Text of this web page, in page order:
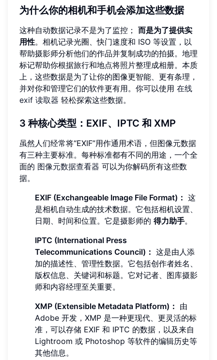
为什么你的相机和手机会添加这些数据
这种自动数据记录不是为了监控； 而是为了提供实
用性。相机记录光圈、快门速度和 ISO 等设置，以
帮助摄影师分析他们的作品并复制成功的拍摄。地理
标记帮助你根据旅行和地点将照片整理成相册。本质
上，这些数据是为了让你的图像更智能、更有条理，
并对你和管理它们的软件更有用。你可以使用 在线
exif 读取器 轻松探索这些数据。
3 种核心类型：EXIF、IPTC 和 XMP
虽然人们经常将“EXIF”用作通用术语，但图像元数据
有三种主要标准。每种标准都有不同的用途，一个全
面的 图像元数据查看器 可以为你解码所有这些数
据。
EXIF (Exchangeable Image File Format)： 这
是相机自动生成的技术数据。它包括相机设置、
日期、时间和位置。它是摄影师的 得力助手。
IPTC (International Press
Telecommunications Council)： 这是由人添
加的描述性、管理性数据。它包括创作者姓名、
版权信息、关键词和标题。它对记者、图库摄影
师和内容经理至关重要。
XMP (Extensible Metadata Platform)： 由
Adobe 开发，XMP 是一种更现代、更灵活的标
准，可以存储 EXIF 和 IPTC 的数据，以及来自
Lightroom 或 Photoshop 等软件的编辑历史等
其他信息。